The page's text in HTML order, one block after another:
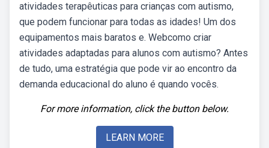
atividades terapêuticas para crianças com autismo,
que podem funcionar para todas as idades! Um dos
equipamentos mais baratos e. Webcomo criar
atividades adaptadas para alunos com autismo? Antes
de tudo, uma estratégia que pode vir ao encontro da
demanda educacional do aluno é quando vocês.
For more information, click the button below.
LEARN MORE